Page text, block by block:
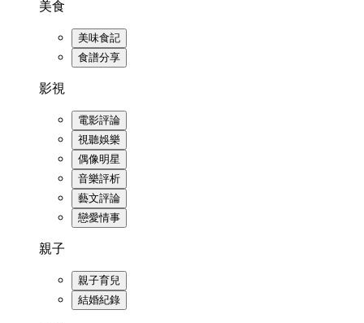
美食
美味食記
食譜分享
影視
電影評論
視聽娛樂
偶像明星
音樂評析
藝文評論
戀愛情事
親子
親子育兒
結婚紀錄